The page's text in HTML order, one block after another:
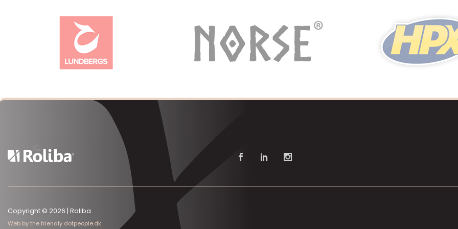
Copyright © 2026 | Roliba
Web by the friendly dotpeople.dk